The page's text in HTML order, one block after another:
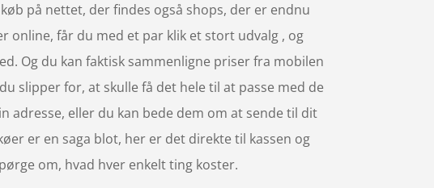
på nettet, der findes også shops, der er endnu
online, får du med et par klik et stort udvalg , og
Og du kan faktisk sammenligne priser fra mobilen
slipper for, at skulle få det hele til at passe med de
adresse, eller du kan bede dem om at sende til dit
er en saga blot, her er det direkte til kassen og
om, hvad hver enkelt ting koster.